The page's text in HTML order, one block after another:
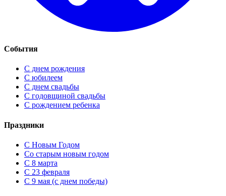
События
С днем рождения
С юбилеем
С днем свадьбы
С годовщиной свадьбы
С рождением ребенка
Праздники
C Новым Годом
Cо старым новым годом
С 8 марта
С 23 февраля
С 9 мая (с днем победы)